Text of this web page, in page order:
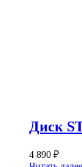
Диск
4 890 ₽